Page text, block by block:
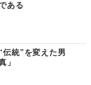
ある
伝統”を変えた男
」